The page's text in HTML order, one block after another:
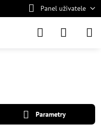
Panel uživatele
Parametry